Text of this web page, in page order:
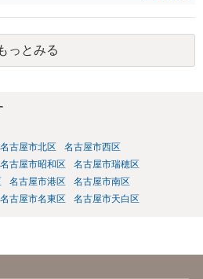
がりますが、 ・元彼・元カノ名義の回
借りたり名義残りのまま使用している
会しても住所の特定ができない場合も
金返還請求事件の受任を前提とせず弁
っとみる
名古屋市北区
名古屋市西区
名古屋市昭和区
名古屋市瑞穂区
名古屋市港区
名古屋市南区
名古屋市名東区 名古屋市天白区